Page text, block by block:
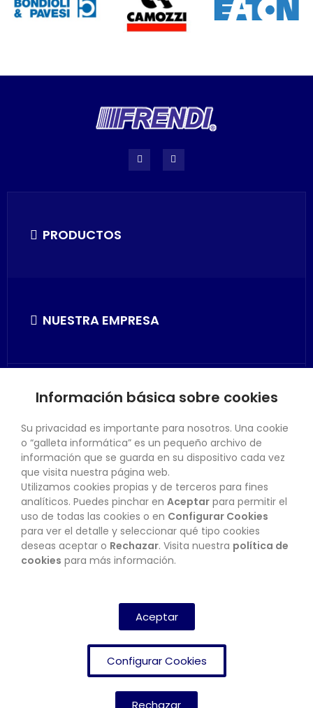
PRODUCTOS
NUESTRA EMPRESA
SU CUENTA
CONTACTO
BOLETÍN
Información básica sobre cookies
Su privacidad es importante para nosotros. Una cookie
o “galleta informática” es un pequeño archivo de
información que se guarda en su dispositivo cada vez
que visita nuestra página web.
Utilizamos cookies propias y de terceros para fines
analíticos. Puedes pinchar en Aceptar para permitir el
uso de todas las cookies o en Configurar Cookies
para ver el detalle y seleccionar qué tipo cookies
deseas aceptar o Rechazar. Visita nuestra política de
cookies para más información.
Aceptar
Configurar Cookies
Rechazar